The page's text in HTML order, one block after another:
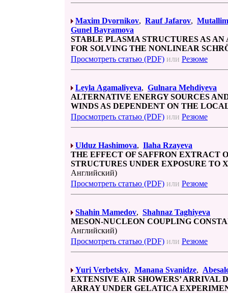
Maxim Dvornikov, Rauf Jafarov,
Gunel Bayramova
STABLE PLASMA STRUCTURES AS
FOR SOLVING THE NONLINEAR
Просмотреть статью (PDF) или Резюме
Leyla Agamaliyeva, Gulnara Mehdiyeva
ALTERNATIVE ENERGY SOURCES
WINDS AS DEPENDENT ON THE
Просмотреть статью (PDF) или Резюме
Ulduz Hashimova, Ilaha Rzayeva
THE EFFECT OF SAFFRON EXTRACT
STRUCTURES UNDER EXPOSURE TO
Английский)
Просмотреть статью (PDF) или Резюме
Shahin Mamedov, Shahnaz Taghiyeva
MESON-NUCLEON COUPLING
Английский)
Просмотреть статью (PDF) или Резюме
Yuri Verbetsky, Manana Svanidze,
EXTENSIVE AIR SHOWERS’ ARRIVAL
ARRAY UNDER GELATICA